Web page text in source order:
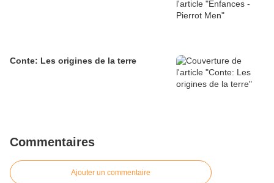
Conte: Les origines de la terre
Commentaires
Ajouter un commentaire